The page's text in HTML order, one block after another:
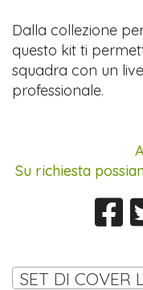
Dalla collezione
questo kit ti
squadra con un
professionale.
Su richiesta
SET DI COVER